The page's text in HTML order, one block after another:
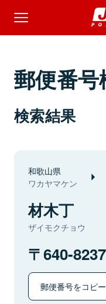
郵便番号
検索結果
和歌山県
ワカヤマケン
材木丁
ザイモクチョウ
640-8237
郵便番号をコピ